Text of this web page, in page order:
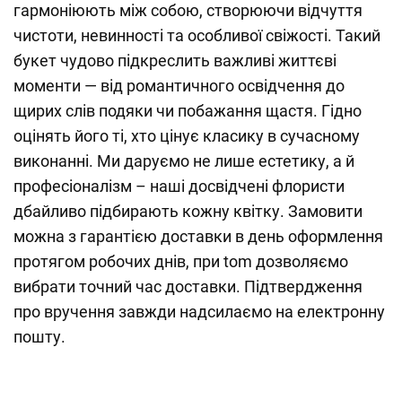
гармоніюють між собою, створюючи відчуття
чистоти, невинності та особливої свіжості. Такий
букет чудово підкреслить важливі життєві
моменти — від романтичного освідчення до
щирих слів подяки чи побажання щастя. Гідно
оцінять його ті, хто цінує класику в сучасному
виконанні. Ми даруємо не лише естетику, а й
професіоналізм – наші досвідчені флористи
дбайливо підбирають кожну квітку. Замовити
можна з гарантією доставки в день оформлення
протягом робочих днів, при tom дозволяємо
вибрати точний час доставки. Підтвердження
про вручення завжди надсилаємо на електронну
пошту.